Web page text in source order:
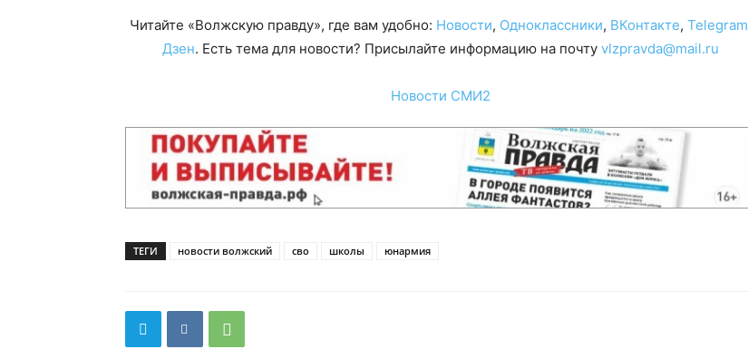
Читайте «Волжскую правду», где вам удобно: Новости, Одноклассники, ВКонтакте, Telegram
Дзен. Есть тема для новости? Присылайте информацию на почту vlzpravda@mail.ru
Новости СМИ2
ТЕГИ новости волжский сво школы юнармия